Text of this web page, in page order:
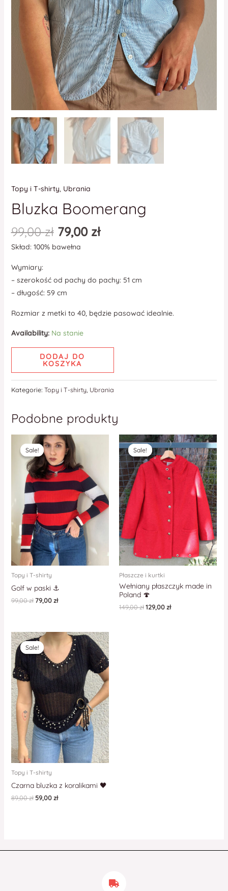
Topy i T-shirty, Ubrania
Bluzka Boomerang
99,00zł 79,00 zł
Skład: 100% bawełna
Wymiary:
– szerokość od pachy do pachy: 51 cm
– długość: 59 cm
Rozmiar z metki to 40, będzie pasować idealnie.
Availability: Na stanie
DODAJ DO
KOSZYKA
Kategorie: Topy i T-shirty, Ubrania
Podobne produkty
Sale!
Sale!
Topy i T-shirty
Golf w paski ⚓️
99,00zł 79,00zł
Sale!
Sale!
Płaszcze i kurtki
Wełniany płaszczyk made in
Poland 🍄
149,00zł129,00zł
Sale!
Sale!
Topy i T-shirty
Czarna bluzka z koralikami 🖤
89,00zł 59,00zł